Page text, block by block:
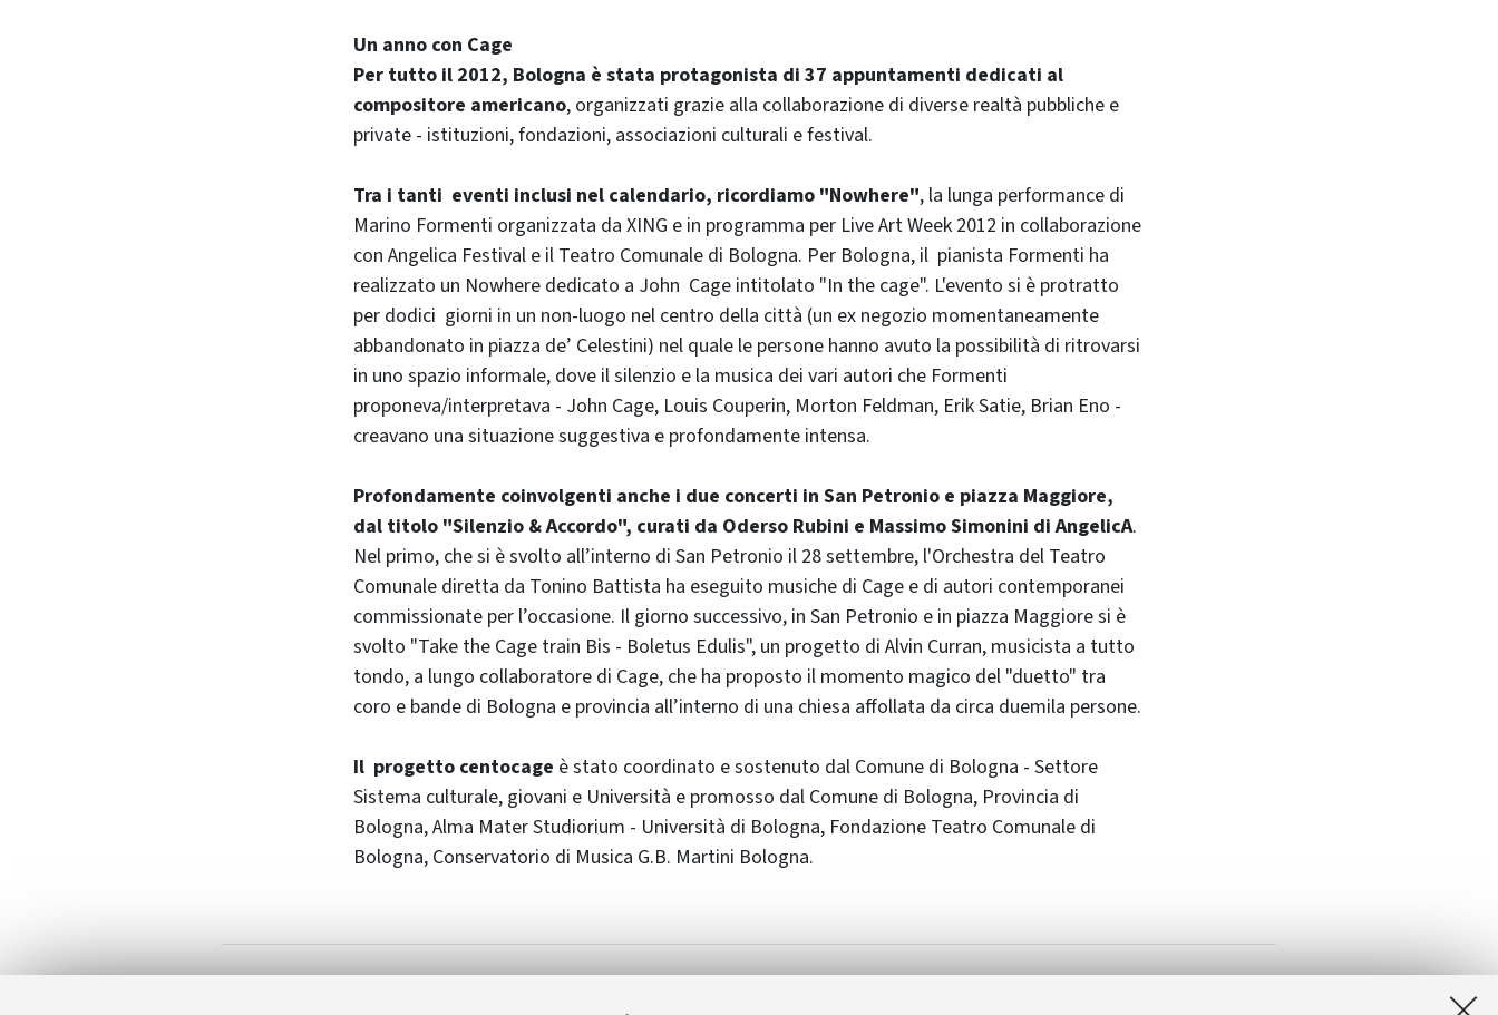
Un anno con Cage
Per tutto il 2012, Bologna è stata protagonista di 37 appuntamenti dedicati al
compositore americano, organizzati grazie alla collaborazione di diverse realtà pubbliche e
private - istituzioni, fondazioni, associazioni culturali e festival.
Tra i tanti eventi inclusi nel calendario, ricordiamo "Nowhere", la lunga performance di
Marino Formenti organizzata da XING e in programma per Live Art Week 2012 in collaborazione
con Angelica Festival e il Teatro Comunale di Bologna. Per Bologna, il pianista Formenti ha
realizzato un Nowhere dedicato a John Cage intitolato "In the cage". L'evento si è protratto
per dodici giorni in un non-luogo nel centro della città (un ex negozio momentaneamente
abbandonato in piazza de’ Celestini) nel quale le persone hanno avuto la possibilità di ritrovarsi
in uno spazio informale, dove il silenzio e la musica dei vari autori che Formenti
proponeva/interpretava - John Cage, Louis Couperin, Morton Feldman, Erik Satie, Brian Eno -
creavano una situazione suggestiva e profondamente intensa.
Profondamente coinvolgenti anche i due concerti in San Petronio e piazza Maggiore,
dal titolo "Silenzio & Accordo", curati da Oderso Rubini e Massimo Simonini di AngelicA.
Nel primo, che si è svolto all’interno di San Petronio il 28 settembre, l'Orchestra del Teatro
Comunale diretta da Tonino Battista ha eseguito musiche di Cage e di autori contemporanei
commissionate per l’occasione. Il giorno successivo, in San Petronio e in piazza Maggiore si è
svolto "Take the Cage train Bis - Boletus Edulis", un progetto di Alvin Curran, musicista a tutto
tondo, a lungo collaboratore di Cage, che ha proposto il momento magico del "duetto" tra
coro e bande di Bologna e provincia all’interno di una chiesa affollata da circa duemila persone.
Il progetto centocage è stato coordinato e sostenuto dal Comune di Bologna - Settore
Sistema culturale, giovani e Università e promosso dal Comune di Bologna, Provincia di
Bologna, Alma Mater Studiorium - Università di Bologna, Fondazione Teatro Comunale di
Bologna, Conservatorio di Musica G.B. Martini Bologna.